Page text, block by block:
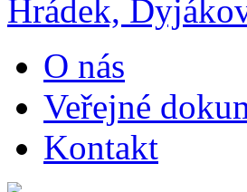
O nás
Veřejné
Kontakt